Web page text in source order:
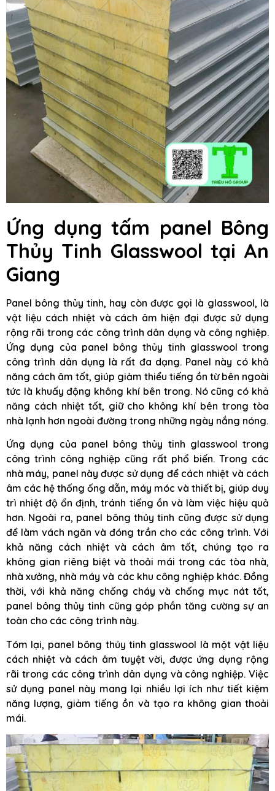
Ứng dụng tấm panel Bông
Thủy Tinh Glasswool tại An
Giang
Panel bông thủy tinh, hay còn được gọi là glasswool, là
vật liệu cách nhiệt và cách âm hiện đại được sử dụng
rộng rãi trong các công trình dân dụng và công nghiệp.
Ứng dụng của panel bông thủy tinh glasswool trong
công trình dân dụng là rất đa dạng. Panel này có khả
năng cách âm tốt, giúp giảm thiểu tiếng ồn từ bên ngoài
tức là khuấy động không khí bên trong. Nó cũng có khả
năng cách nhiệt tốt, giữ cho không khí bên trong tòa
nhà lạnh hơn ngoài đường trong những ngày nắng nóng.
Ứng dụng của panel bông thủy tinh glasswool trong
công trình công nghiệp cũng rất phổ biến. Trong các
nhà máy, panel này được sử dụng để cách nhiệt và cách
âm các hệ thống ống dẫn, máy móc và thiết bị, giúp duy
trì nhiệt độ ổn định, tránh tiếng ồn và làm việc hiệu quả
hơn. Ngoài ra, panel bông thủy tinh cũng được sử dụng
để làm vách ngăn và đóng trần cho các công trình. Với
khả năng cách nhiệt và cách âm tốt, chúng tạo ra
không gian riêng biệt và thoải mái trong các tòa nhà,
nhà xưởng, nhà máy và các khu công nghiệp khác. Đồng
thời, với khả năng chống cháy và chống mục nát tốt,
panel bông thủy tinh cũng góp phần tăng cường sự an
toàn cho các công trình này.
Tóm lại, panel bông thủy tinh glasswool là một vật liệu
cách nhiệt và cách âm tuyệt vời, được ứng dụng rộng
rãi trong các công trình dân dụng và công nghiệp. Việc
sử dụng panel này mang lại nhiều lợi ích như tiết kiệm
năng lượng, giảm tiếng ồn và tạo ra không gian thoải
mái.